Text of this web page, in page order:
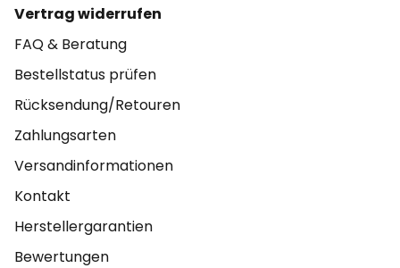
Vertrag widerrufen
FAQ & Beratung
Bestellstatus prüfen
Rücksendung/Retouren
Zahlungsarten
Versandinformationen
Kontakt
Herstellergarantien
Bewertungen